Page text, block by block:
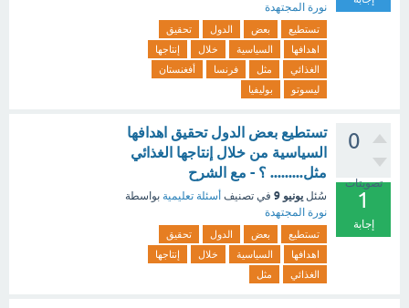
نورة المجتهدة
تستطيع بعض الدول
تحقيق
اهدافها
السياسية خلال
إنتاجها
الغذائي
مثل فرنسا
أفغنستان
ليسوتو
بوليفيا
0
تصويتات
1
إجابة
تستطيع بعض الدول تحقيق اهدافها
السياسية من خلال إنتاجها الغذائي
مثل......... ؟ - مع الشرح
سُئل يونيو 9 في تصنيف أسئلة تعليمية بواسطة
نورة المجتهدة
تستطيع بعض الدول
تحقيق
اهدافها
السياسية خلال
إنتاجها
الغذائي
مثل